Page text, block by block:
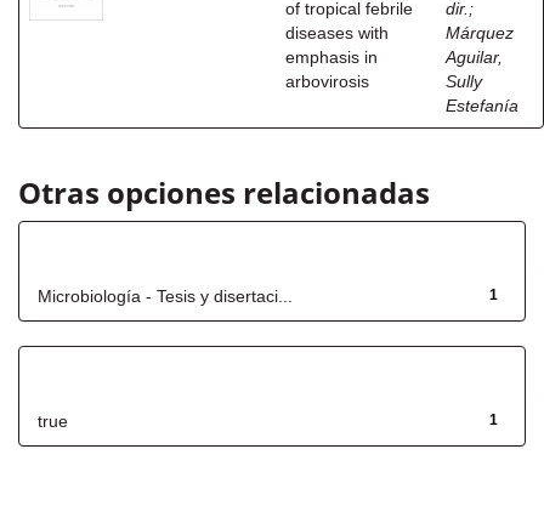
of tropical febrile
diseases with
emphasis in
arbovirosis
dir. ;
Márquez
Aguilar,
Sully
Estefanía
Otras opciones relacionadas
1
Microbiología - Tesis y disertaci...
1
true